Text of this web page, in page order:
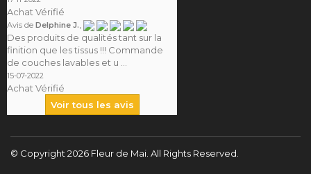
© Copyright 2026 Fleur de Mai. All Rights Reserved.
Achat Vérifié
Avis de Delphine J.
Des produits de qualités tant sur la
finition que les tissus !!! Commande
de couches lavables et u ...
15-07-2022
Achat Vérifié
Voir tous les avis